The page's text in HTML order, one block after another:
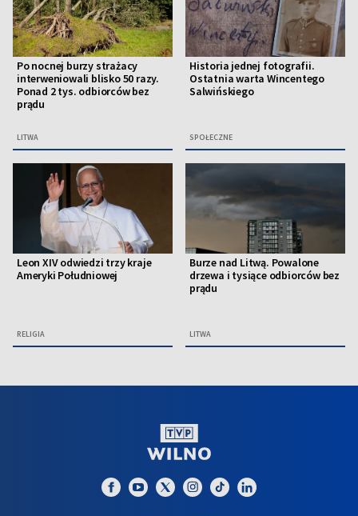
Po nocnej burzy strażacy
interweniowali blisko 50 razy.
Ponad 2 tys. odbiorców bez
prądu
LITWA
Historia jednej fotografii.
Ostatnia warta Wincentego
Salwińskiego
SPOŁECZNE
Leon XIV odwiedzi trzy kraje
Ameryki Południowej
RELIGIA
Burze nad Litwą. Powalone
drzewa i tysiące odbiorców bez
prądu
LITWA